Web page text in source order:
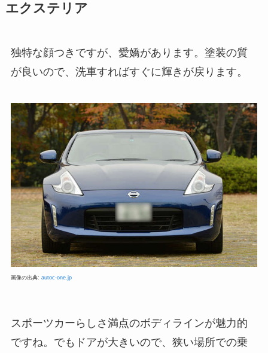
エクステリア
独特な顔つきですが、愛嬌があります。塗装の質
が良いので、洗車すればすぐに輝きが戻ります。
画像の出典: autoc-one.jp
スポーツカーらしさ満点のボディラインが魅力的
ですね。でもドアが大きいので、狭い場所での乗